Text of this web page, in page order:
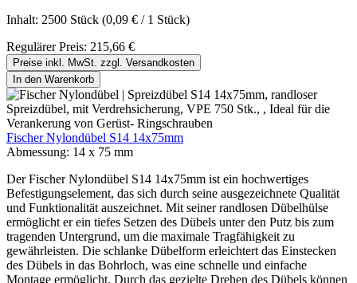
Inhalt: 2500 Stück (0,09 € / 1 Stück)
Regulärer Preis: 215,66 €
Preise inkl. MwSt. zzgl. Versandkosten
In den Warenkorb
Fischer Nylondübel S14 14x75mm
Abmessung: 14 x 75 mm
Der Fischer Nylondübel S14 14x75mm ist ein hochwertiges
Befestigungselement, das sich durch seine ausgezeichnete Qualität
und Funktionalität auszeichnet. Mit seiner randlosen Dübelhülse
ermöglicht er ein tiefes Setzen des Dübels unter den Putz bis zum
tragenden Untergrund, um die maximale Tragfähigkeit zu
gewährleisten. Die schlanke Dübelform erleichtert das Einstecken
des Dübels in das Bohrloch, was eine schnelle und einfache
Montage ermöglicht. Durch das gezielte Drehen des Dübels können